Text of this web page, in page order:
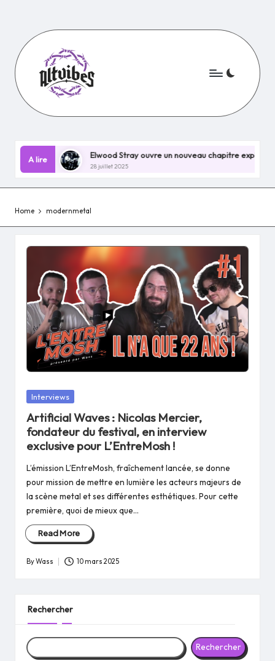
content
A lire Elwood Stray ouvre un nouveau chapitre explosif avec
28 juillet 2025
Home modernmetal
Posted
Interviews
Artificial Waves : Nicolas Mercier,
fondateur du festival, en interview
exclusive pour L’EntreMosh !
L’émission L’EntreMosh, fraîchement lancée, se donne
pour mission de mettre en lumière les acteurs majeurs de
la scène metal et ses différentes esthétiques. Pour cette
première, quoi de mieux que…
Read More
Posted
ByWass 10 mars 2025
Rechercher
Rechercher